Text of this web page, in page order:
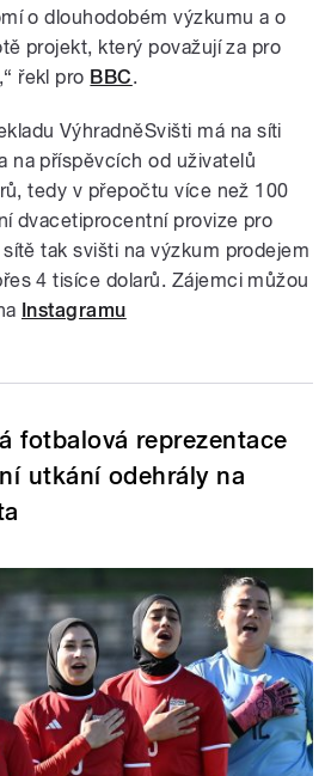
o dlouhodobém výzkumu a o
projekt, který považují za pro
řekl pro BBC.
VýhradněSvišti má na síti
na příspěvcích od uživatelů
tedy v přepočtu více než 100
dvacetiprocentní provize pro
tak svišti na výzkum prodejem
4 tisíce dolarů. Zájemci můžou
Instagramu
fotbalová reprezentace
utkání odehrály na